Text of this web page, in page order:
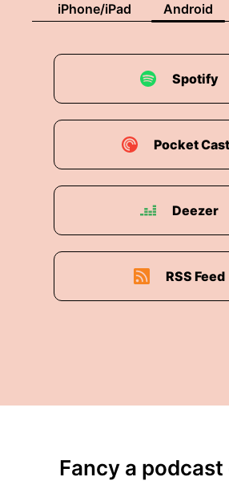
iPhone/iPad Android
Spotify
Pocket
Deezer
RSS Feed
Fancy a